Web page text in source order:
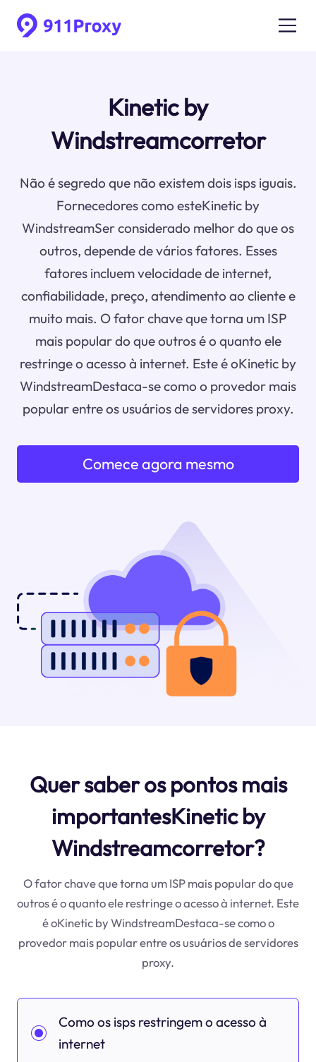
Kinetic by
Windstreamcorretor
Não é segredo que não existem dois isps iguais.
Fornecedores como esteKinetic by
WindstreamSer considerado melhor do que os
outros, depende de vários fatores. Esses
fatores incluem velocidade de internet,
confiabilidade, preço, atendimento ao cliente e
muito mais. O fator chave que torna um ISP
mais popular do que outros é o quanto ele
restringe o acesso à internet. Este é oKinetic by
WindstreamDestaca-se como o provedor mais
popular entre os usuários de servidores proxy.
Comece agora mesmo
Quer saber os pontos mais
importantesKinetic by
Windstreamcorretor?
O fator chave que torna um ISP mais popular do que
outros é o quanto ele restringe o acesso à internet. Este
é oKinetic by WindstreamDestaca-se como o
provedor mais popular entre os usuários de servidores
proxy.
Como os isps restringem o acesso à
internet